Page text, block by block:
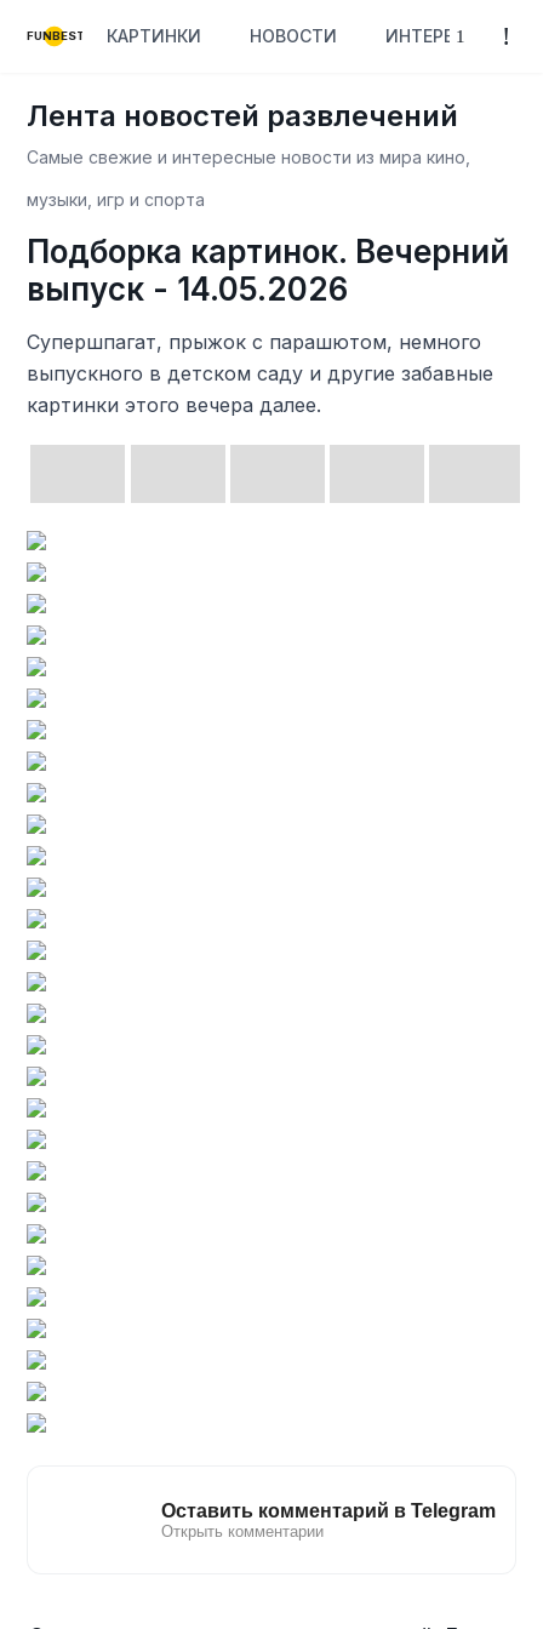
FUNBEST КАРТИНКИ НОВОСТИ ИНТЕРЕСНОЕ
Лента новостей развлечений
Самые свежие и интересные новости из мира кино,
музыки, игр и спорта
Подборка картинок. Вечерний
выпуск - 14.05.2026
Супершпагат, прыжок с парашютом, немного
выпускного в детском саду и другие забавные
картинки этого вечера далее.